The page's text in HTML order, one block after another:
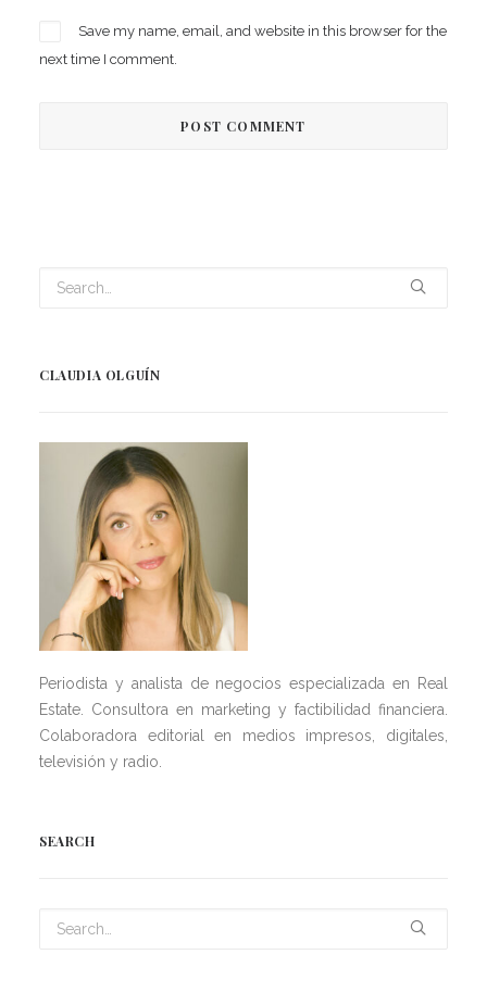
Save my name, email, and website in this browser for the
next time I comment.
CLAUDIA OLGUÍN
Periodista y analista de negocios especializada en Real
Estate. Consultora en marketing y factibilidad financiera.
Colaboradora editorial en medios impresos, digitales,
televisión y radio.
SEARCH